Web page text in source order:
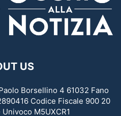
US
Borsellino 4 61032 Fano
Codice Fiscale 900 20
M5UXCR1